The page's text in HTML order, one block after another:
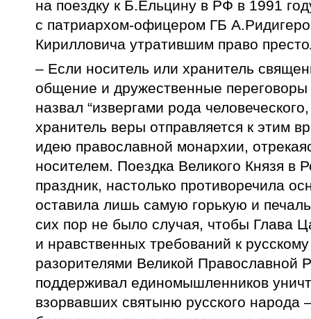
на поездку к Б.Ельцину в РФ в 1991
с патриархом-офицером ГБ
Кирилловича утратившим право
– Если носитель или хранитель
общение и дружественные
назвал “извергами рода
хранитель веры отправляется к этим
идею православной монархии,
носителем. Поездка Великого Князя
праздник, настолько противоречила
оставила лишь самую горькую и
сих пор не было случая, чтобы Глава
и нравственных требований к
разорителями Великой Православной
поддерживал единомышленников
взорвавших святыню русского